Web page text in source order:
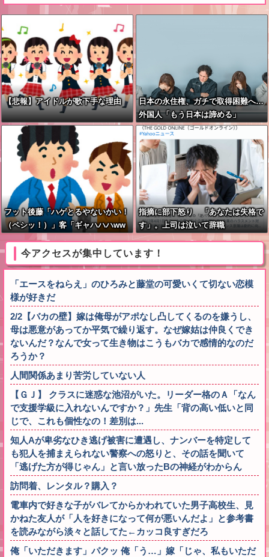
【悲報】アイドルが歌下手な理由
日本の永住権、ガチで取得困難へ…
外国人「もう日本は諦める」
フット後藤「ハゲとるやないかい！
（ペシッ！）」客「ギャハハハww
wwww」←何が面白いの？
指摘に部下怒り 「あなたは失格で
す」。上司は泣いて辞職
今アクセスが集中しています！
「エースをねらえ」のひろみと藤堂の可愛いくて切ない恋模
様が好きだ
2/2【バカの壁】嫁は俺母がアポなし凸してくるのを嫌うし、
母は悪意があってか平気で繰り返す。なぜ嫁姑は仲良くでき
ないんだ？なんで女って生き物はこうもバカで感情的なのだ
ろうか？
人間関係あまり苦労していない人
【ＧＪ】 クラスに迷惑な池沼がいた。リーダー格のＡ「なん
で支援学級に入れないんですか？」先生「背の高い低いと同
じで、これも個性なの！差別は...
知人Aが卑劣なひき逃げ被害に遭遇し、ナンバーを特定して
も犯人を捕まえられない警察への怒りと、その話を聞いて
「逃げた方が得じゃん」と言い放ったBの神経がわからん
訪問着、レンタル？購入？
電車内で好きな子がバレてからかわれていた男子高校生、見
かねた友人が「人を好きになって何が悪いんだよ」と参考書
を読みながら淡々と話してた←カッコ良すぎだろ
俺「いただきます」パクッ 俺「う…」嫁「じゃ、私もいただ